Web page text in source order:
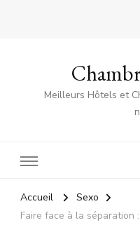
Meilleurs Hôtels et
Accueil
Sexo
Faire face à la séparation